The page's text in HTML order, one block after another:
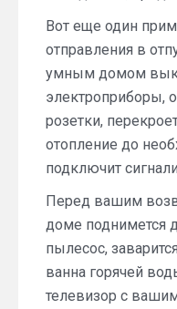
Вот еще один
отправления в
умным домом
электроприборы,
розетки,
отопление до
подключит
Перед вашим
доме поднимется
пылесос,
ванна горячей
телевизор с